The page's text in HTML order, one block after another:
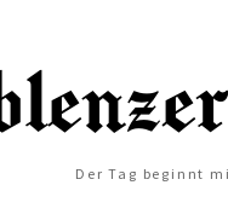
Der Tag beginnt